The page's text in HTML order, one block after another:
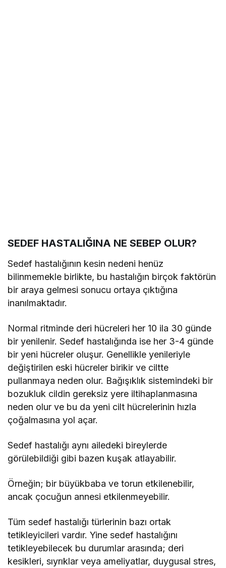
SEDEF HASTALIĞINA NE SEBEP OLUR?
Sedef hastalığının kesin nedeni henüz
bilinmemekle birlikte, bu hastalığın birçok faktörün
bir araya gelmesi sonucu ortaya çıktığına
inanılmaktadır.
Normal ritminde deri hücreleri her 10 ila 30 günde
bir yenilenir. Sedef hastalığında ise her 3-4 günde
bir yeni hücreler oluşur. Genellikle yenileriyle
değiştirilen eski hücreler birikir ve ciltte
pullanmaya neden olur. Bağışıklık sistemindeki bir
bozukluk cildin gereksiz yere iltihaplanmasına
neden olur ve bu da yeni cilt hücrelerinin hızla
çoğalmasına yol açar.
Sedef hastalığı aynı ailedeki bireylerde
görülebildiği gibi bazen kuşak atlayabilir.
Örneğin; bir büyükbaba ve torun etkilenebilir,
ancak çocuğun annesi etkilenmeyebilir.
Tüm sedef hastalığı türlerinin bazı ortak
tetikleyicileri vardır. Yine sedef hastalığını
tetikleyebilecek bu durumlar arasında; deri
kesikleri, sıyrıklar veya ameliyatlar, duygusal stres,